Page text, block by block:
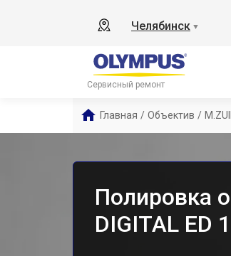
Челябинск ▼
Сервисный ремонт
Главная / Объектив /
Полировка
DIGITAL ED